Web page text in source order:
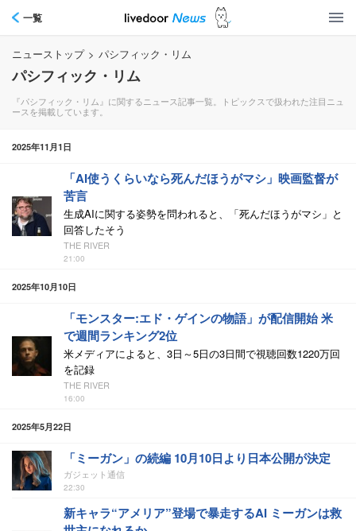
一覧
ニューストップ > パシフィック・リム
パシフィック・リム
『パシフィック・リム』に関するニュース記事一覧。トピックスで扱われた注目ニュ
ースを掲載しています。
2025年11月1日
「AI使うくらいなら死んだほうがマシ」映画監督が
苦言
生成AIに関する姿勢を問われると、「死んだほうがマシ」と
回答したそう
THE RIVER
21:00
2025年10月10日
「モンスター:エド・ゲインの物語」が配信開始 米
で週間ランキング2位
米メディアによると、3日～5日の3日間で視聴回数1220万回
を記録
THE RIVER
16:00
2025年5月22日
「ミーガン」の続編 10月10日より日本公開が決定
ガジェット通信
22:30
新キャラ“アメリア”登場で暴走するAI ミーガンは救